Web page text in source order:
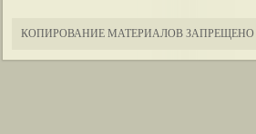
КОПИРОВАНИЕ МАТЕРИАЛОВ ЗАПРЕЩЕНО